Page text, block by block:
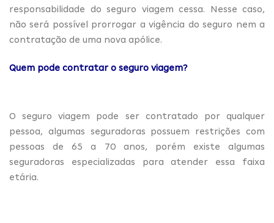
responsabilidade do seguro viagem cessa. Nesse caso,
não será possível prorrogar a vigência do seguro nem a
contratação de uma nova apólice.
Quem pode contratar o seguro viagem?
O seguro viagem pode ser contratado por qualquer
pessoa, algumas seguradoras possuem restrições com
pessoas de 65 a 70 anos, porém existe algumas
seguradoras especializadas para atender essa faixa
etária.